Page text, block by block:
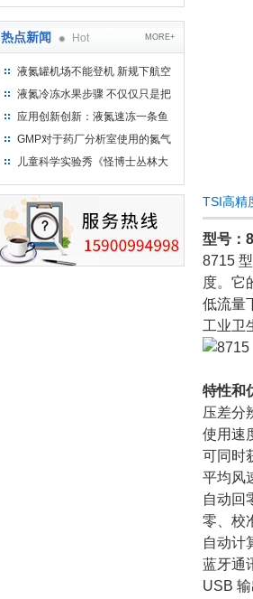
热点新闻 Hot MORE+
液氮罐机场不能登机 新规下航空
运输罐能否上飞机
液氮冷冻水果步骤 不仅仅只是把
水果扔到液氮中
应用创新创新：液氮速冻一条鱼
只需15分钟 保持活鲜一整年
GMP对于药厂分析室使用的氮气
钢瓶存放标准
儿童科学实验秀《怪博士丛林大
及
TSI高精
型号：
8715
度。它
低流量
工业卫
特性和
压差分
使用速
可同时
平均风
自动回
零、校
自动计
蓝牙通
USB 输